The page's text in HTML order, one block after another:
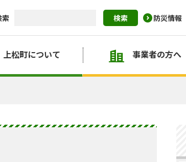
索 検索 防災情報
上松町について 事業者の方へ